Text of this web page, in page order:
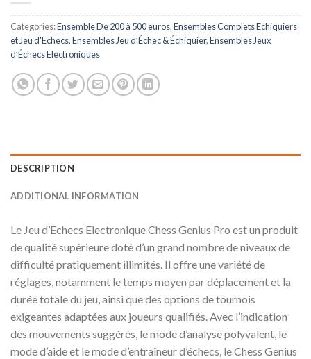
Categories:Ensemble De 200 à 500 euros,Ensembles Complets Echiquiers
et Jeu d'Echecs,Ensembles Jeu d’Échec & Échiquier,Ensembles Jeux
d’Échecs Electroniques
DESCRIPTION
ADDITIONAL INFORMATION
Le Jeu d’Echecs Electronique Chess Genius Pro est un produit
de qualité supérieure doté d’un grand nombre de niveaux de
difficulté pratiquement illimités. Il offre une variété de
réglages, notamment le temps moyen par déplacement et la
durée totale du jeu, ainsi que des options de tournois
exigeantes adaptées aux joueurs qualifiés. Avec l’indication
des mouvements suggérés, le mode d’analyse polyvalent, le
mode d’aide et le mode d’entraîneur d’échecs, le Chess Genius